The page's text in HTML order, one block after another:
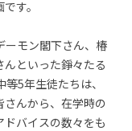
す。
ーモン閣下さん、椿
といった錚々たる
5年生徒たちは、
さんから、在学時の
バイスの数々をも